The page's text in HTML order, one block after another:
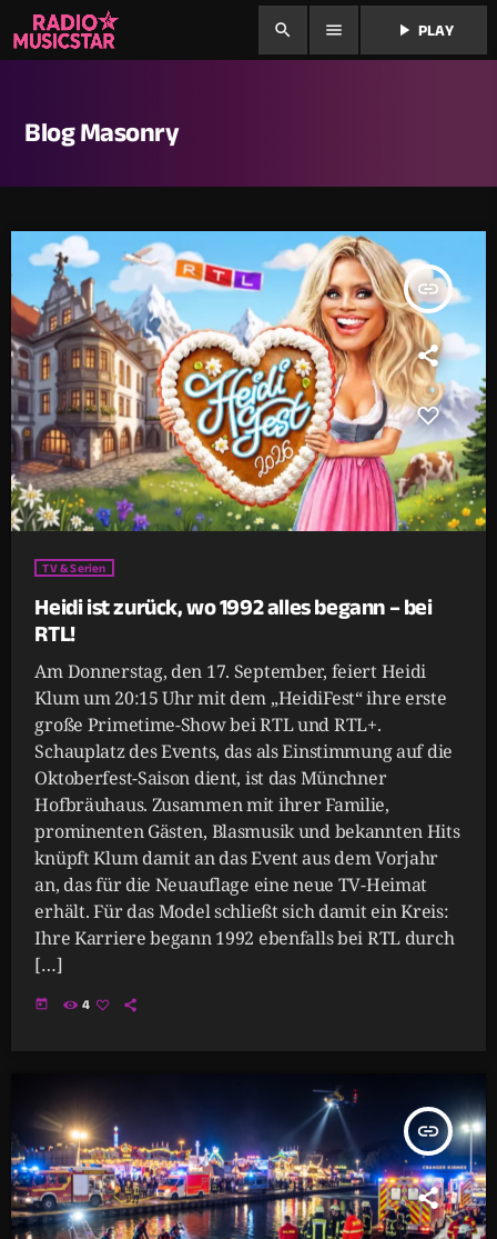
search menu play_arrow PLAY
Blog Masonry
insert_link
TV & Serien
Heidi ist zurück, wo 1992 alles begann – bei
RTL!
Am Donnerstag, den 17. September, feiert Heidi
Klum um 20:15 Uhr mit dem „HeidiFest“ ihre erste
große Primetime-Show bei RTL und RTL+.
Schauplatz des Events, das als Einstimmung auf die
Oktoberfest-Saison dient, ist das Münchner
Hofbräuhaus. Zusammen mit ihrer Familie,
prominenten Gästen, Blasmusik und bekannten Hits
knüpft Klum damit an das Event aus dem Vorjahr
an, das für die Neuauflage eine neue TV-Heimat
erhält. Für das Model schließt sich damit ein Kreis:
Ihre Karriere begann 1992 ebenfalls bei RTL durch
[…]
today 4
insert_link